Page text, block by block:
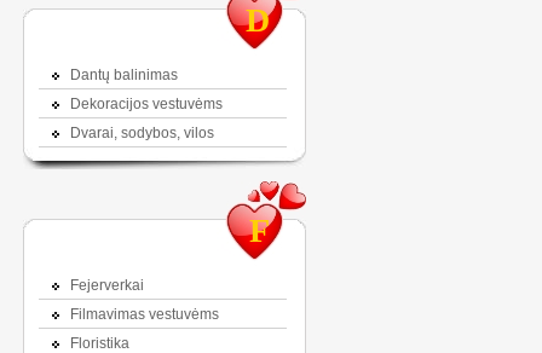
D
Dantų balinimas
Dekoracijos vestuvėms
Dvarai, sodybos, vilos
F
Fejerverkai
Filmavimas vestuvėms
Floristika